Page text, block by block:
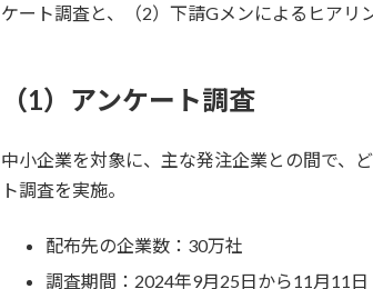
ケート調査と、（2）下請Gメンによるヒアリ
（1）アンケート調査
中小企業を対象に、主な発注企業との間で、
ト調査を実施。
配布先の企業数：30万社
調査期間：2024年9月25日から11月11日